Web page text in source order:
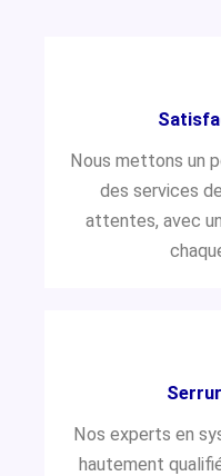
Nous mettons un
des services
attentes, avec
Nos experts en
hautement